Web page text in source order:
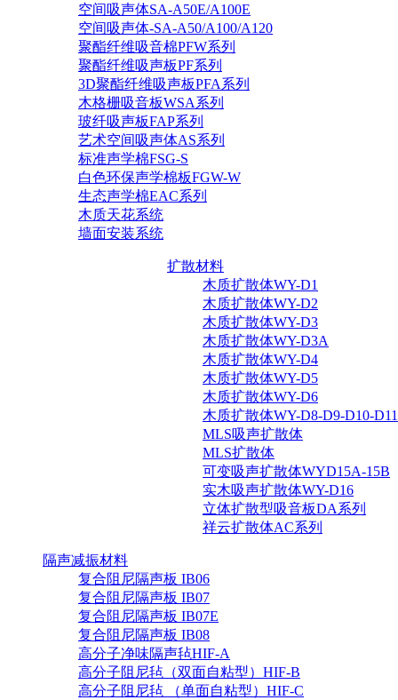
空间吸声体SA-A50E/A100E
空间吸声体-SA-A50/A100/A120
聚酯纤维吸音棉PFW系列
聚酯纤维吸声板PF系列
3D聚酯纤维吸声板PFA系列
木格栅吸音板WSA系列
玻纤吸声板FAP系列
艺术空间吸声体AS系列
标准声学棉FSG-S
白色环保声学棉板FGW-W
生态声学棉EAC系列
木质天花系统
墙面安装系统
扩散材料
木质扩散体WY-D1
木质扩散体WY-D2
木质扩散体WY-D3
木质扩散体WY-D3A
木质扩散体WY-D4
木质扩散体WY-D5
木质扩散体WY-D6
木质扩散体WY-D8-D9-D10-
MLS吸声扩散体
MLS扩散体
可变吸声扩散体WYD15A-15B
实木吸声扩散体WY-D16
立体扩散型吸音板DA系列
祥云扩散体AC系列
隔声减振材料
复合阻尼隔声板 IB06
复合阻尼隔声板 IB07
复合阻尼隔声板 IB07E
复合阻尼隔声板 IB08
高分子净味隔声毡HIF-A
高分子阻尼毡（双面自粘型）HIF-B
高分子阻尼毡 （单面自粘型）HIF-C